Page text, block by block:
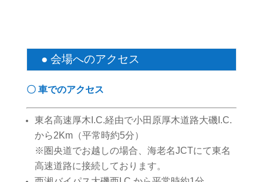
● 会場へのアクセス
〇 車でのアクセス
東名高速厚木I.C.経由で小田原厚木道路大磯I.C.
から2Km（平常時約5分）
※圏央道でお越しの場合、海老名JCTにて東名
高速道路に接続しております。